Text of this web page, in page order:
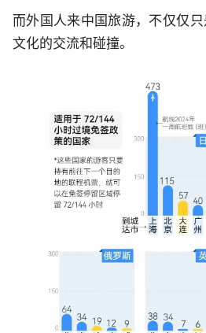
而外国人来中国旅游，不仅仅
文化的交流和碰撞。